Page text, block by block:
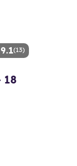
9.1(13)
18